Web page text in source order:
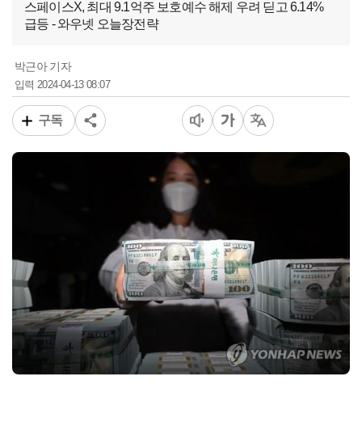
스페이스X, 최대 9.1억주 보호예수 해제 우려 딛고 6.14%
급등 - 와우넷 오늘장전략
박근아 기자
입력2024-04-13 08:07
구독